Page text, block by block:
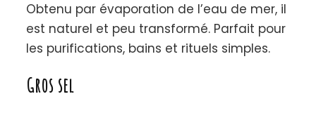
Obtenu par évaporation de l’eau de mer, il
est naturel et peu transformé. Parfait pour
les purifications, bains et rituels simples.
Gros sel